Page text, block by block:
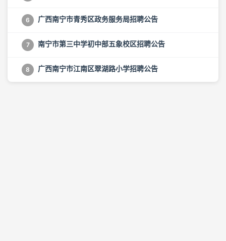
6 广西南宁市青秀区政务服务局招聘公告
7 南宁市第三中学初中部五象校区招聘公告
8 广西南宁市江南区翠湖路小学招聘公告